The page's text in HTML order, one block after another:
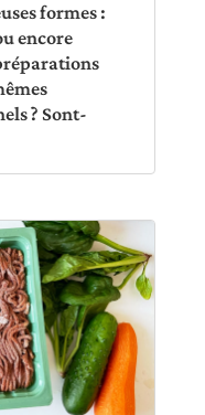
formes :
encore
? Sont-